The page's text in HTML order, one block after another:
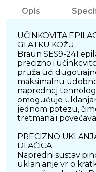
Opis
UČINKOVITA
GLATKU KOŽU
Braun SES9-241
precizno i
pružajući
maksimalnu
naprednoj
omogućuje
jednom potezu,
tretmana i
PRECIZNO
DLAČICA
Napredni sustav
uklanjanje vrlo